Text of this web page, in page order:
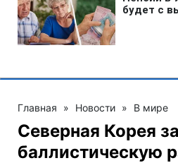
Главная » Новости » В мире
Северная Корея
баллистическую